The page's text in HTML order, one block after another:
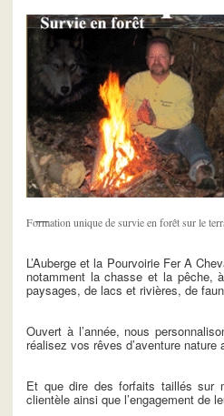
Formation unique de survie en forêt sur le
L’Auberge et la Pourvoirie Fer A
notamment la chasse et la pêche,
paysages, de lacs et rivières, de
Ouvert à l’année, nous
réalisez vos rêves d’aventure
Et que dire des forfaits taillés sur
clientèle ainsi que l’engagement de